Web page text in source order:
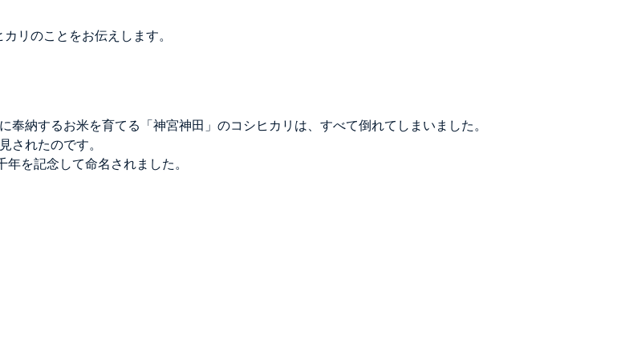
リのことをお伝えします。
納するお米を育てる「神宮神田」のコシヒカリは、すべて倒れてしまいました。
されたのです。
を記念して命名されました。